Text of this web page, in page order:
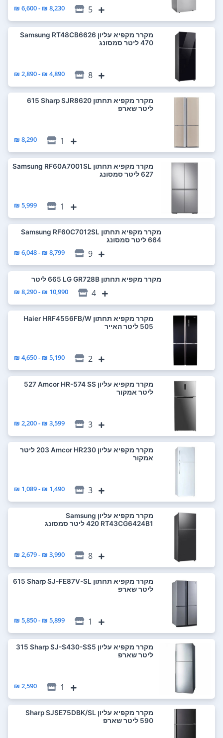
5
8,230 ₪ - 6,600 ₪
מקרר ‏מקפיא עליון Samsung RT48CB6626
8
4,890 ₪ - 2,890 ₪
מקרר ‏מקפיא תחתון Sharp SJR8620 ‏615
‏ליטר שארפ
1
8,290 ₪
מקרר ‏מקפיא תחתון Samsung RF60A7001SL
1
5,999 ₪
מקרר ‏מקפיא תחתון Samsung RF60C7012SL
9
8,799 ₪ - 6,048 ₪
מקרר ‏מקפיא תחתון LG GR728B ‏665 ‏ליטר
4
10,990 ₪ - 8,290 ₪
מקרר ‏מקפיא תחתון Haier HRF4556FB/W
2
5,190 ₪ - 4,650 ₪
מקרר ‏מקפיא עליון Amcor HR-574 SS ‏527
‏ליטר אמקור
3
3,599 ₪ - 2,200 ₪
מקרר ‏מקפיא עליון Amcor HR230 ‏203 ‏ליטר
אמקור
3
1,490 ₪ - 1,089 ₪
מקרר ‏מקפיא עליון Samsung
RT43CG6424B1 ‏420 ‏ליטר סמסונג
8
3,990 ₪ - 2,679 ₪
מקרר ‏מקפיא תחתון Sharp SJ-FE87V-SL ‏615
‏ליטר שארפ
1
5,899 ₪ - 5,850 ₪
מקרר ‏מקפיא עליון Sharp SJ-S430-SS5 ‏315
‏ליטר שארפ
1
2,590 ₪
מקרר ‏מקפיא עליון Sharp SJSE75DBK/SL